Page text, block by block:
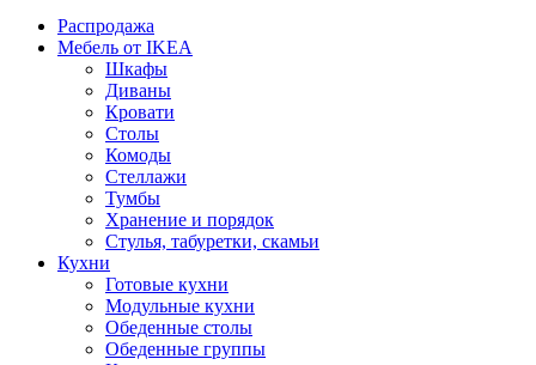
Распродажа
Мебель от IKEA
Шкафы
Диваны
Кровати
Столы
Комоды
Стеллажи
Тумбы
Хранение и порядок
Стулья, табуретки, скамьи
Кухни
Готовые кухни
Модульные кухни
Обеденные столы
Обеденные группы